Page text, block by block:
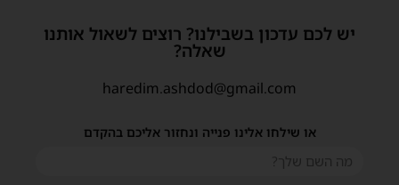
יש לכם עדכון בשבילנו? רוצים לשאול אותנו
שאלה?
haredim.ashdod@gmail.com
או שילחו אלינו פנייה ונחזור אליכם בהקדם